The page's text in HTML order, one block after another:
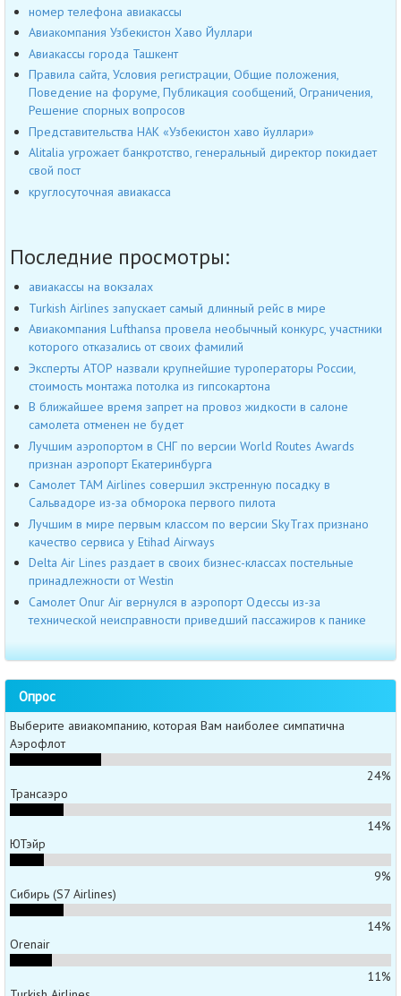
номер телефона авиакассы
Авиакомпания Узбекистон Хаво Йуллари
Авиакассы города Ташкент
Правила сайта, Условия регистрации, Общие положения,
Поведение на форуме, Публикация сообщений, Ограничения,
Решение спорных вопросов
Представительства НАК «Узбекистон хаво йуллари»
Alitalia угрожает банкротство, генеральный директор покидает
свой пост
круглосуточная авиакасса
Последние просмотры:
авиакассы на вокзалах
Turkish Airlines запускает самый длинный рейс в мире
Авиакомпания Lufthansa провела необычный конкурс, участники
которого отказались от своих фамилий
Эксперты АТОР назвали крупнейшие туроператоры России,
стоимость монтажа потолка из гипсокартона
В ближайшее время запрет на провоз жидкости в салоне
самолета отменен не будет
Лучшим аэропортом в СНГ по версии World Routes Awards
признан аэропорт Екатеринбурга
Самолет TAM Airlines совершил экстренную посадку в
Сальвадоре из-за обморока первого пилота
Лучшим в мире первым классом по версии SkyTrax признано
качество сервиса у Etihad Airways
Delta Air Lines раздает в своих бизнес-классах постельные
принадлежности от Westin
Самолет Onur Air вернулся в аэропорт Одессы из-за
технической неисправности приведший пассажиров к панике
Опрос
Выберите авиакомпанию, которая Вам наиболее симпатична
Аэрофлот
24%
Трансаэро
14%
ЮТэйр
9%
Сибирь (S7 Airlines)
14%
Orenair
11%